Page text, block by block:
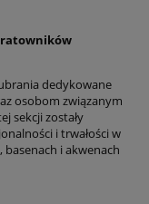
ratowników
dedykowane
osobom związanym
sekcji zostały
i trwałości w
i akwenach